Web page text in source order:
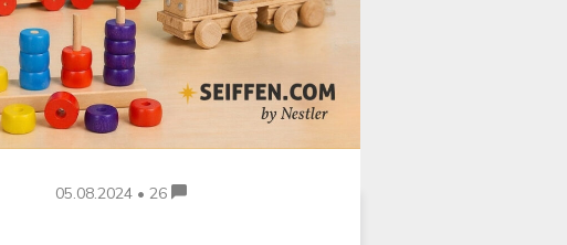
05.08.2024 • 26